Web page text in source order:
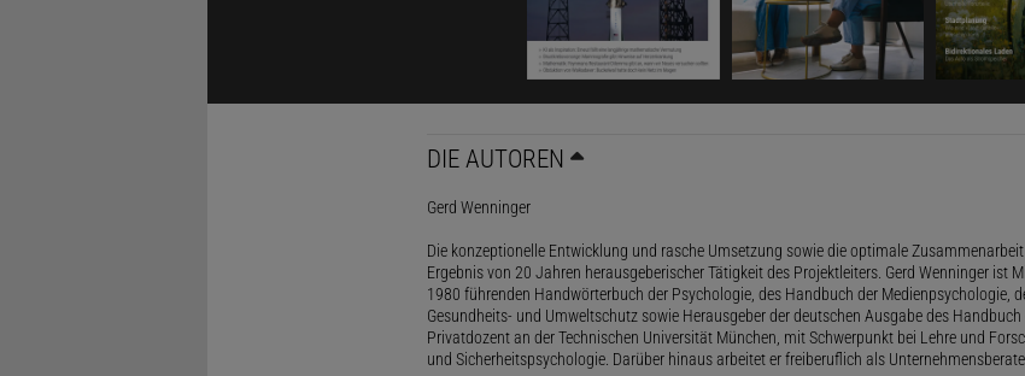
DIE AUTOREN
Gerd Wenninger
Die konzeptionelle Entwicklung und rasche Umsetzung sowie die optimale
Ergebnis von 20 Jahren herausgeberischer Tätigkeit des Projektleiters. Gerd Wenninger ist
1980 führenden Handwörterbuch der Psychologie, des Handbuch der Medienpsychologie,
Gesundheits- und Umweltschutz sowie Herausgeber der deutschen Ausgabe des
Privatdozent an der Technischen Universität München, mit Schwerpunkt bei Lehre und
und Sicherheitspsychologie. Darüber hinaus arbeitet er freiberuflich als